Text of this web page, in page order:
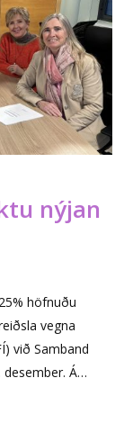
nýjan
höfnuðu
vegna
við Samband
desember. Á…